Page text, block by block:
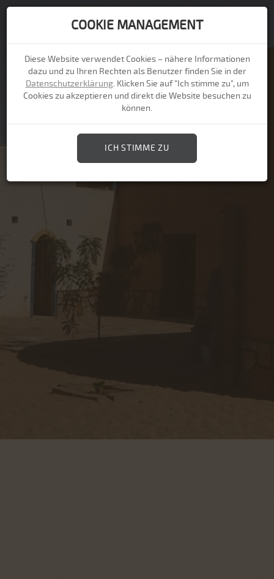
COOKIE MANAGEMENT
Diese Website verwendet Cookies – nähere Informationen
dazu und zu Ihren Rechten als Benutzer finden Sie in der
Datenschutzerklärung. Klicken Sie auf "Ich stimme zu", um
Cookies zu akzeptieren und direkt die Website besuchen zu
können.
ICH STIMME ZU